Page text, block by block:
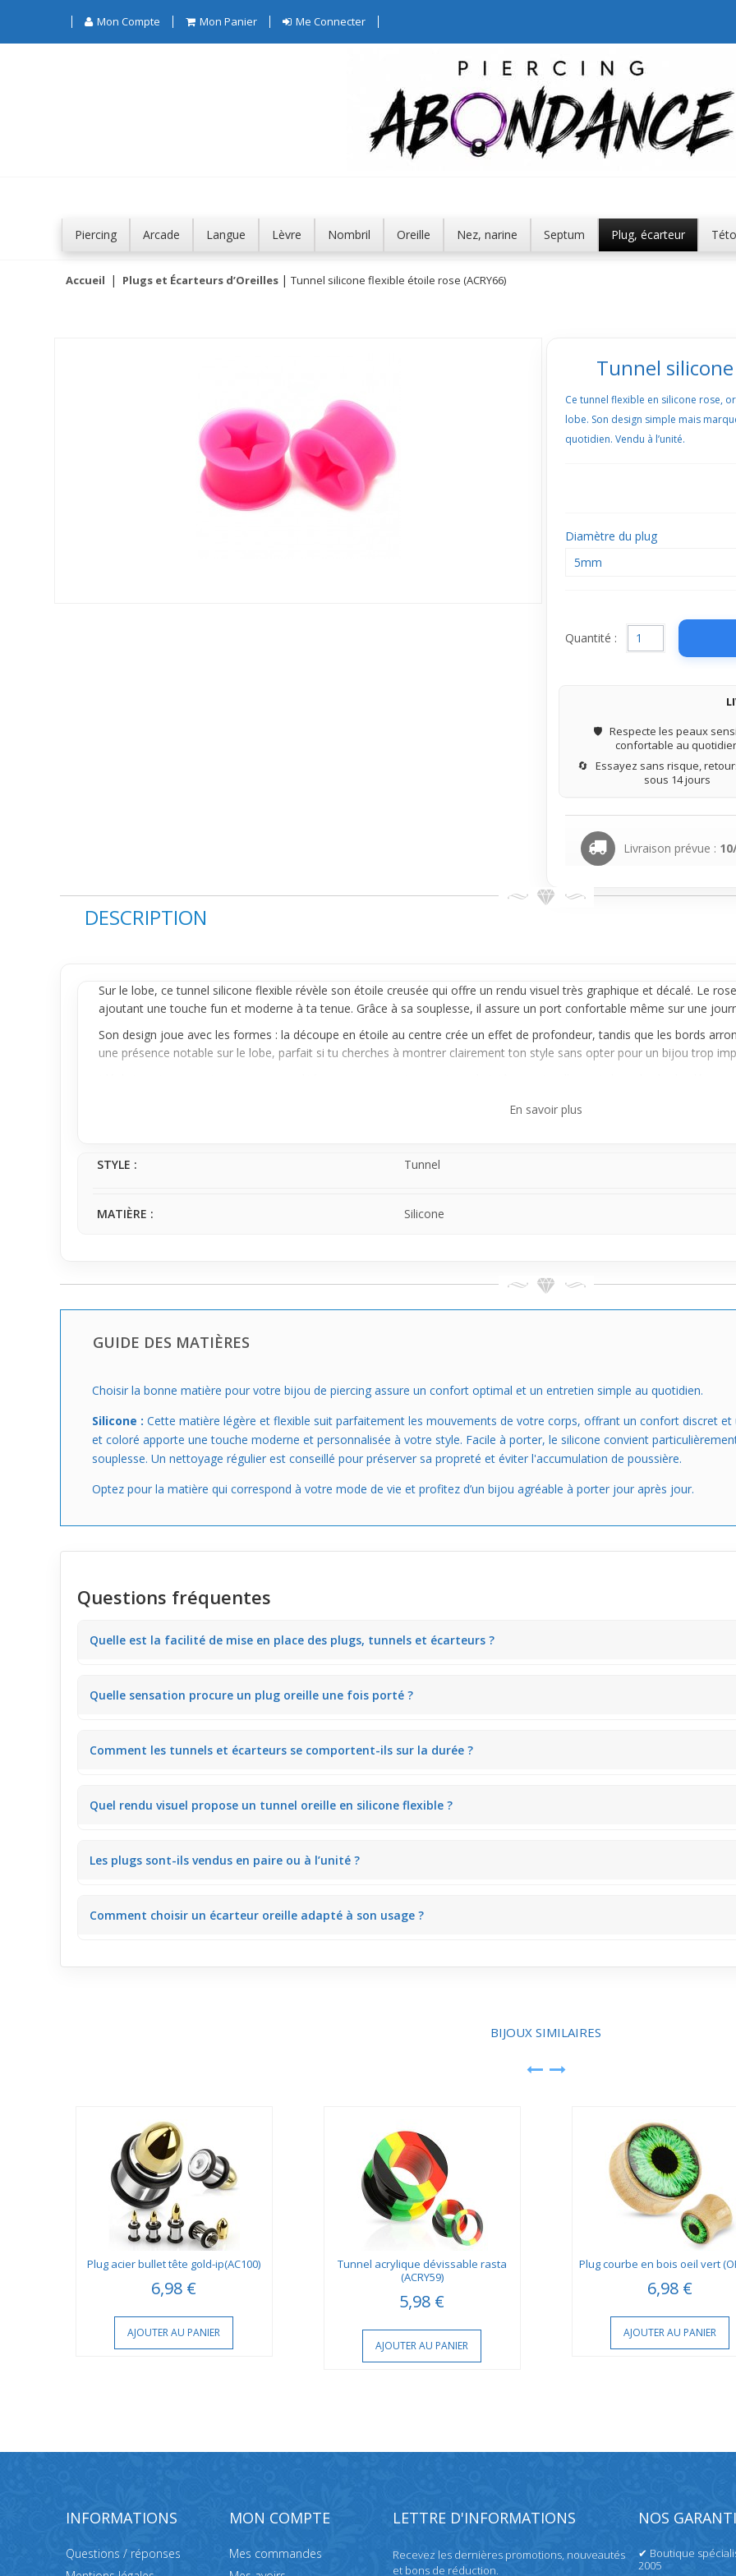
Mon Compte Mon Panier Me Connecter
Piercing Arcade Langue Lèvre Nombril Oreille Nez, narine Septum Plug, écarteur
Accueil Plugs et Écarteurs d’Oreilles Tunnel silicone flexible étoile rose (ACRY66)
Tunnel
Ce tunnel flexible en silicone rose,
lobe. Son design simple mais
quotidien. Vendu à l’unité.
Diamètre du plug
5mm
Quantité :
🛡️ Respecte les peaux
confortable au
🔄 Essayez sans risque,
sous 14 jours
Livraison prévue :
DESCRIPTION
Sur le lobe, ce tunnel silicone flexible révèle son étoile creusée qui offre un rendu visuel très graphique et décalé. Le
ajoutant une touche fun et moderne à ta tenue. Grâce à sa souplesse, il assure un port confortable même sur une
Son design joue avec les formes : la découpe en étoile au centre crée un effet de profondeur, tandis que les bords
une présence notable sur le lobe, parfait si tu cherches à montrer clairement ton style sans opter pour un bijou trop
En savoir plus
STYLE : Tunnel
MATIÈRE : Silicone
GUIDE DES MATIÈRES
Choisir la bonne matière pour votre bijou de piercing assure un confort optimal et un entretien simple au quotidien.
Silicone : Cette matière légère et flexible suit parfaitement les mouvements de votre corps, offrant un confort discret
et coloré apporte une touche moderne et personnalisée à votre style. Facile à porter, le silicone convient
souplesse. Un nettoyage régulier est conseillé pour préserver sa propreté et éviter l'accumulation de poussière.
Optez pour la matière qui correspond à votre mode de vie et profitez d’un bijou agréable à porter jour après jour.
Questions fréquentes
Quelle est la facilité de mise en place des plugs, tunnels et écarteurs ?
Quelle sensation procure un plug oreille une fois porté ?
Comment les tunnels et écarteurs se comportent-ils sur la durée ?
Quel rendu visuel propose un tunnel oreille en silicone flexible ?
Les plugs sont-ils vendus en paire ou à l’unité ?
Comment choisir un écarteur oreille adapté à son usage ?
BIJOUX SIMILAIRES
Plug acier bullet tête gold-ip(AC100)
6,98 €
AJOUTER AU PANIER
Tunnel acrylique dévissable rasta
(ACRY59)
5,98 €
AJOUTER AU PANIER
Plug courbe en bois oeil vert
6,98 €
AJOUTER AU PANIER
INFORMATIONS
Questions / réponses
MON COMPTE
Mes commandes
LETTRE D'INFORMATIONS
Recevez les dernières promotions, nouveautés
et bons de réduction.
NOS
✔ Boutique
2005